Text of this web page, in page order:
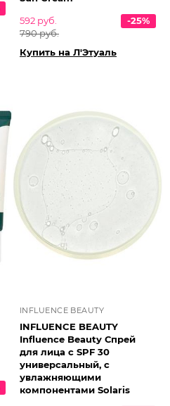
592 руб.
790 руб.
-25%
Купить на Л'Этуаль
INFLUENCE BEAUTY
INFLUENCE BEAUTY
Influence Beauty Спрей
для лица с SPF 30
универсальный, с
увлажняющими
компонентами Solaris